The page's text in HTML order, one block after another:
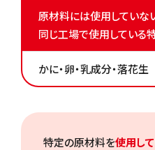
原材料には使用していな
同じ工場で使用している
かに・卵・乳成分・落花生
特定の原材料を使用し